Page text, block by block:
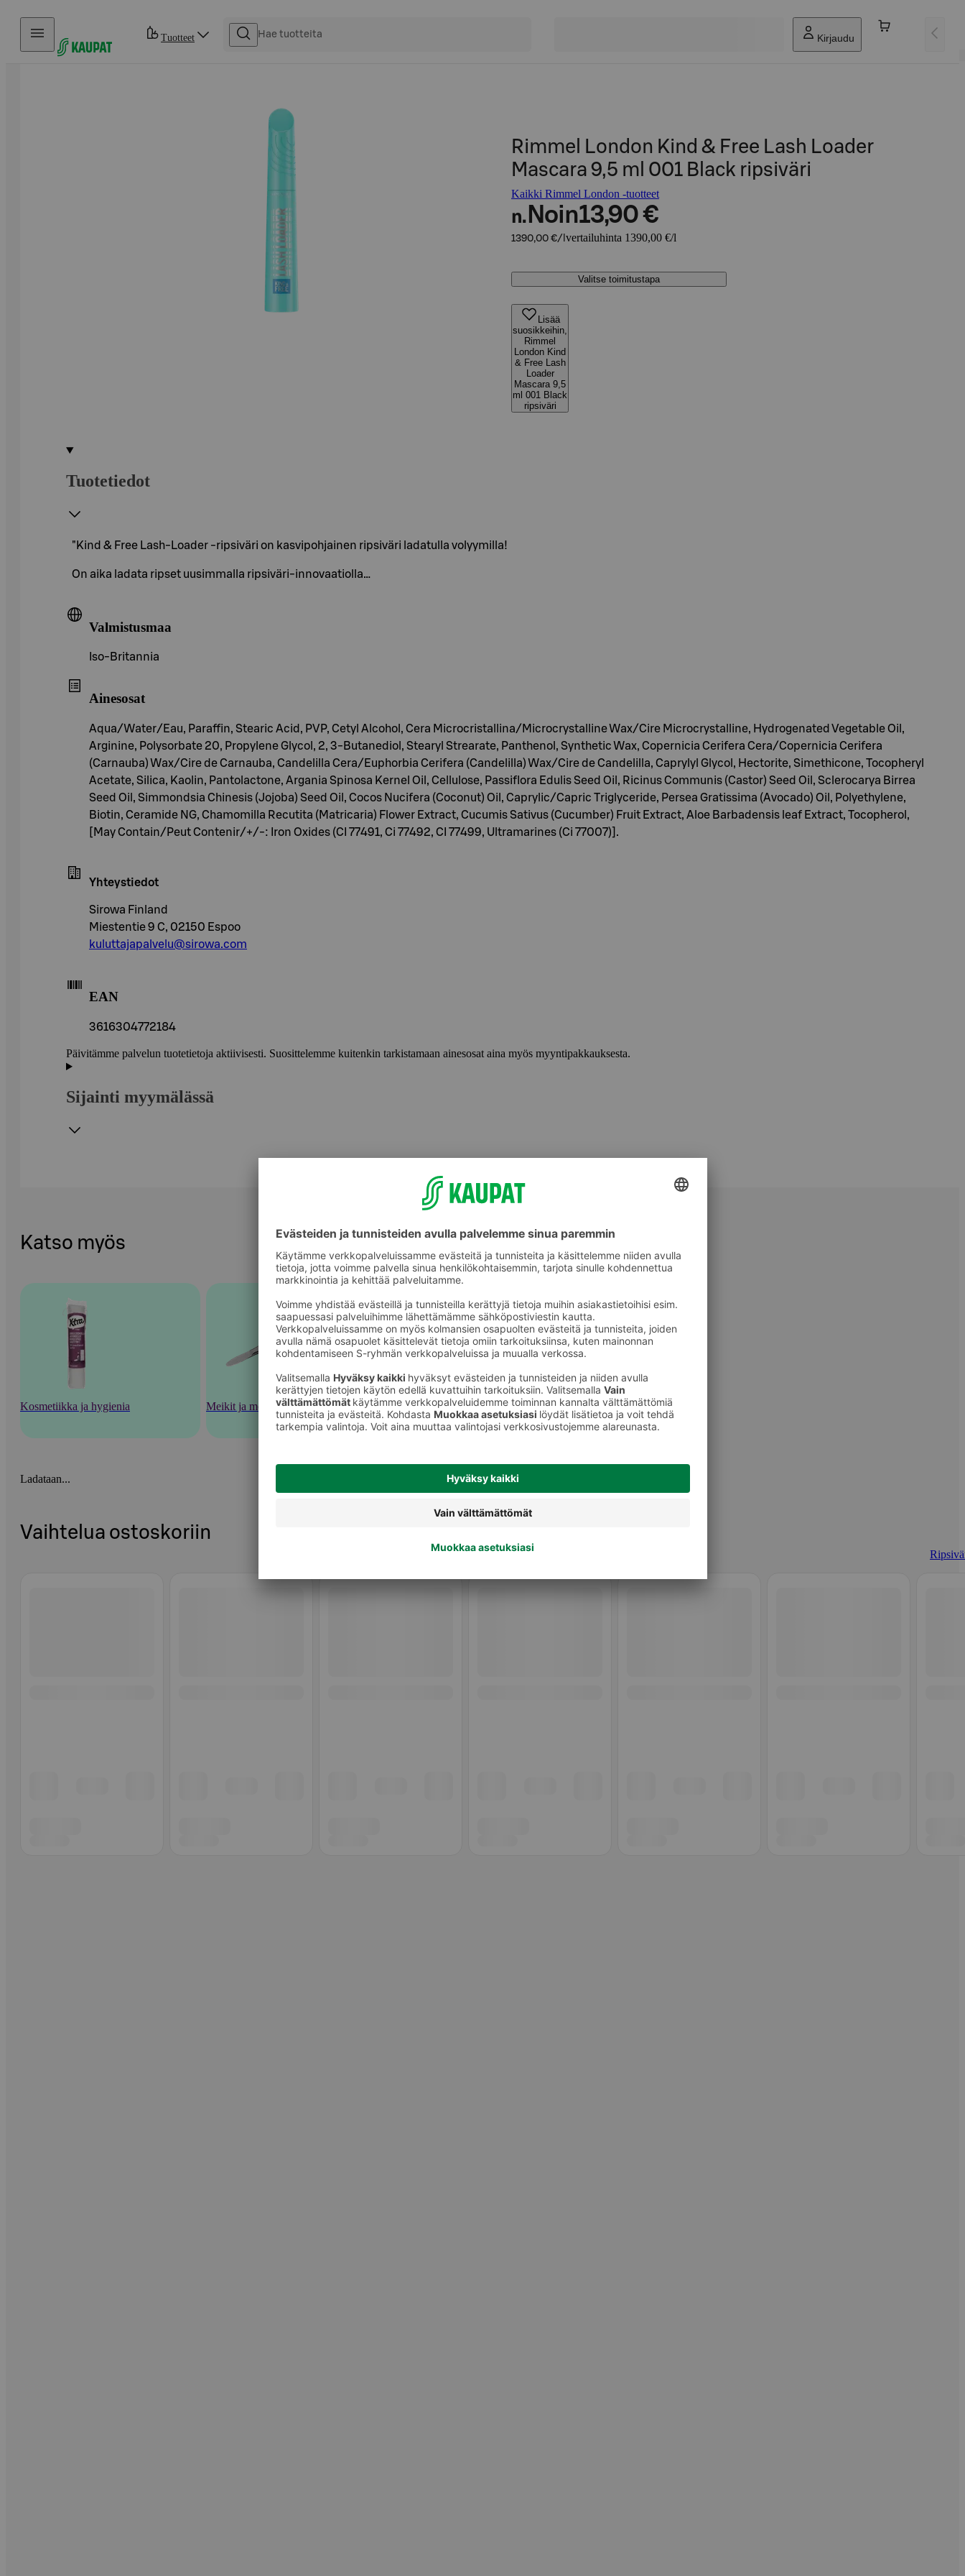
Hyppää sisältöön
Tuotteet Kirjaudu
Rimmel London Kind & Free Lash Loader
Mascara 9,5 ml 001 Black ripsiväri
Kaikki Rimmel London -tuotteet
n. Noin13,90 €
1390,00 €/l vertailuhinta 1390,00 €/l
Valitse toimitustapa
Lisää
suosikkeihin,
Rimmel
London Kind
& Free Lash
Loader
Mascara 9,5
ml 001 Black
ripsiväri
Tuotetiedot
"Kind & Free Lash-Loader -ripsiväri on kasvipohjainen ripsiväri ladatulla volyymilla!
On aika ladata ripset uusimmalla ripsiväri-innovaatiolla…
Valmistusmaa
Iso-Britannia
Ainesosat
Aqua/Water/Eau, Paraffin, Stearic Acid, PVP, Cetyl Alcohol, Cera Microcristallina/Microcrystalline Wax/Cire Microcrystalline, Hydrogenated Vegetable Oil,
Arginine, Polysorbate 20, Propylene Glycol, 2, 3-Butanediol, Stearyl Strearate, Panthenol, Synthetic Wax, Copernicia Cerifera Cera/Copernicia Cerifera
(Carnauba) Wax/Cire de Carnauba, Candelilla Cera/Euphorbia Cerifera (Candelilla) Wax/Cire de Candelilla, Caprylyl Glycol, Hectorite, Simethicone, Tocopheryl
Acetate, Silica, Kaolin, Pantolactone, Argania Spinosa Kernel Oil, Cellulose, Passiflora Edulis Seed Oil, Ricinus Communis (Castor) Seed Oil, Sclerocarya Birrea
Seed Oil, Simmondsia Chinesis (Jojoba) Seed Oil, Cocos Nucifera (Coconut) Oil, Caprylic/Capric Triglyceride, Persea Gratissima (Avocado) Oil, Polyethylene,
Biotin, Ceramide NG, Chamomilla Recutita (Matricaria) Flower Extract, Cucumis Sativus (Cucumber) Fruit Extract, Aloe Barbadensis leaf Extract, Tocopherol,
[May Contain/Peut Contenir/+/-: Iron Oxides (CI 77491, Ci 77492, CI 77499, Ultramarines (Ci 77007)].
Yhteystiedot
Sirowa Finland
Miestentie 9 C, 02150 Espoo
kuluttajapalvelu@sirowa.com
EAN
3616304772184
Päivitämme palvelun tuotetietoja aktiivisesti. Suosittelemme kuitenkin tarkistamaan ainesosat aina myös myyntipakkauksesta.
Sijainti myymälässä
Katso myös
Kosmetiikka ja hygienia Meikit ja meikkaustarvikkeet Ripsivärit
Ladataan...
Vaihtelua ostoskoriin